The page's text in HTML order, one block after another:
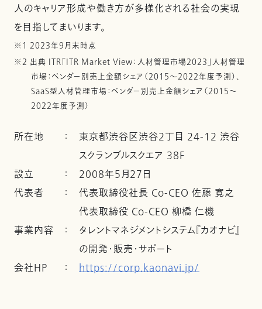
人のキャリア形成や働き方が多様化される社会の実現
を目指してまいります。
※1 2023年9月末時点
※2 出典 ITR「ITR Market View：人材管理市場2023」人材管理
市場：ベンダー別売上金額シェア（2015～2022年度予測）、
SaaS型人材管理市場：ベンダー別売上金額シェア（2015～
2022年度予測）
所在地 ： 東京都渋谷区渋谷2丁目 24-12 渋谷
スクランブルスクエア 38F
設立
： 2008年5月27日
代表者
： 代表取締役社長 Co-CEO 佐藤 寛之
代表取締役 Co-CEO 柳橋 仁機
事業内容 ： タレントマネジメントシステム『カオナビ』
の開発・販売・サポート
会社ＨＰ
： https://corp.kaonavi.jp/